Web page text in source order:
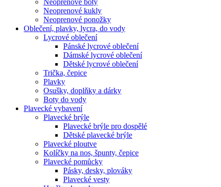
Neoprenové kukly
Neoprenové ponožky
Oblečení, plavky, lycra, do vody
Lycrové oblečení
Pánské lycrové oblečení
Dámské lycrové oblečení
Dětské lycrové oblečení
Trička, čepice
Plavky
Osušky, doplňky a dárky
Boty do vody
Plavecké vybavení
Plavecké brýle
Plavecké brýle pro dospělé
Dětské plavecké brýle
Plavecké ploutve
Kolíčky na nos, špunty, čepice
Plavecké pomůcky
Pásky, desky, plováky
Plavecké vesty